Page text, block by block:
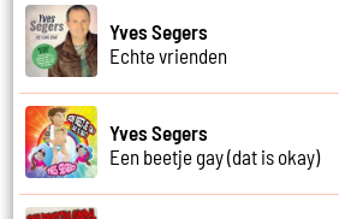
Yves Segers
Echte vrienden
Yves Segers
Een beetje gay (dat is okay)